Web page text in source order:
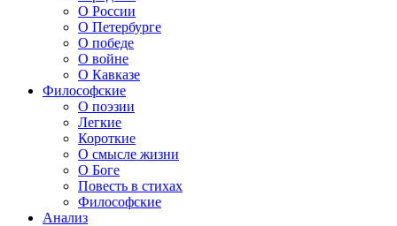
О России
О Петербурге
О победе
О войне
О Кавказе
Философские
О поэзии
Легкие
Короткие
О смысле жизни
О Боге
Повесть в стихах
Философские
Анализ